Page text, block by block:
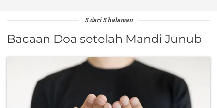
5 dari 5 halaman
Bacaan Doa setelah Mandi Junub